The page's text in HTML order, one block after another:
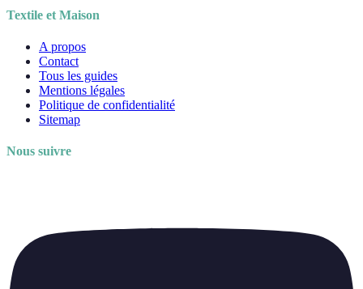
Textile et Maison
A propos
Contact
Tous les guides
Mentions légales
Politique de confidentialité
Sitemap
Nous suivre